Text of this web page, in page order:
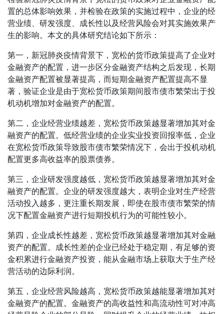
置的总体影响效果，并检验在政策的实施过程中，企业的经
营业绩、研发强度、成长性以及经营风险会对其实施效果产
生的影响。本文的具体研究结论如下所示：
第一，新冠肺炎疫情背景下，宽松的货币政策提高了企业对
金融资产的配置，进一步区分金融资产结构之后发现，长期
金融资产配置被显著提高，而短期金融资产配置提高不显
著，验证企业是由于宽松货币政策期间股市债市繁荣出于投
机动机增加对金融资产的配置。
第二，企业经营业绩越差，宽松货币政策越显著增加其对金
融资产的配置。低经营业绩的企业实业投资回报率低，企业
在宽松货币政策导致股市债市繁荣情况下，会出于投机动机
配置更多高收益率的股票债券。
第三，企业研发强度越低，宽松货币政策越显著增加其对金
融资产的配置。企业的研发强度越大，表明企业对生产经营
活动投入越多，更注重长期发展，即使在股市债市繁荣的情
况下配置金融资产进行短期投机行为的可能性较小。
第四，企业成长性越差，宽松货币政策越显著增加其对金融
资产的配置。成长性差的企业已经处于稳定期，有足够的资
金积累进行金融资产投资，能从金融市场上获取大于生产经
营活动的边际利润。
第五，企业经营风险越高，宽松货币政策越能显著增加其对
金融资产的配置。金融资产的高收益性和高流动性可对冲高